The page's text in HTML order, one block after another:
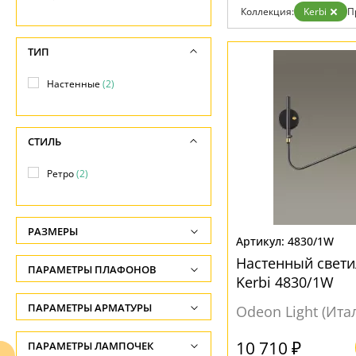
Возврат
Установка
Дизайнерам
Контакты
Техно
Хай тек
Коллекция: Kerbi
4830/1W
Настенный
Kerbi 4830/1W
Odeon Light
10 710 ₽
ТИП
Настенные(2)
СТИЛЬ
Ретро(2)
РАЗМЕРЫ
Высота, см
-
Глубина, см
-
ПАРАМЕТРЫ ПЛАФОНОВ
ФОРМА ПЛАФОНА
Полусфера(2)
ПАРАМЕТРЫ АРМАТУРЫ
ЦВЕТ АРМАТУРЫ
ПАРАМЕТРЫ ЛАМПОЧЕК